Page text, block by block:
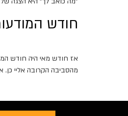
חודש
אז חודש מאי היה חודש
מהסביבה הקרובה אליי